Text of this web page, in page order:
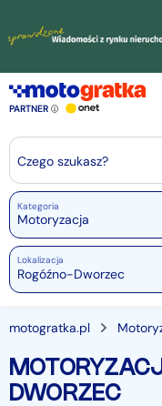
PARTNER
Czego szukasz?
Kategoria
Motoryzacja
Lokalizacja
motogratka.pl
DWORZEC